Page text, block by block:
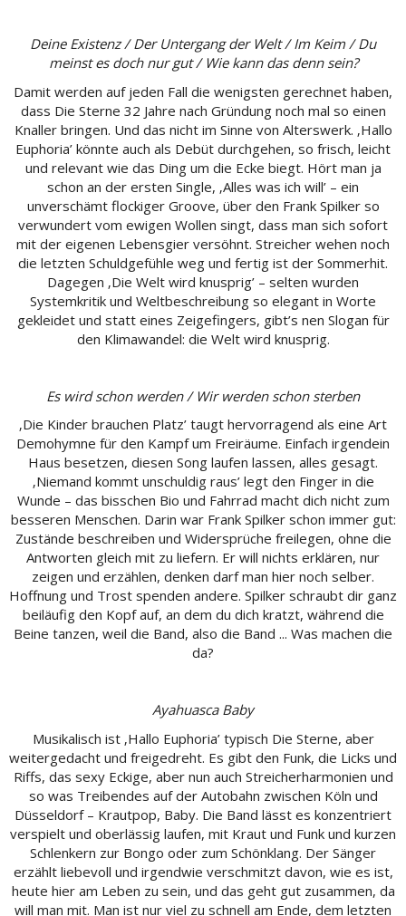
Deine Existenz / Der Untergang der Welt / Im Keim / Du
meinst es doch nur gut / Wie kann das denn sein?
Damit werden auf jeden Fall die wenigsten gerechnet haben,
dass Die Sterne 32 Jahre nach Gründung noch mal so einen
Knaller bringen. Und das nicht im Sinne von Alterswerk. ‚Hallo
Euphoria’ könnte auch als Debüt durchgehen, so frisch, leicht
und relevant wie das Ding um die Ecke biegt. Hört man ja
schon an der ersten Single, ‚Alles was ich will’ – ein
unverschämt flockiger Groove, über den Frank Spilker so
verwundert vom ewigen Wollen singt, dass man sich sofort
mit der eigenen Lebensgier versöhnt. Streicher wehen noch
die letzten Schuldgefühle weg und fertig ist der Sommerhit.
Dagegen ‚Die Welt wird knusprig’ – selten wurden
Systemkritik und Weltbeschreibung so elegant in Worte
gekleidet und statt eines Zeigefingers, gibt’s nen Slogan für
den Klimawandel: die Welt wird knusprig.
Es wird schon werden / Wir werden schon sterben
‚Die Kinder brauchen Platz’ taugt hervorragend als eine Art
Demohymne für den Kampf um Freiräume. Einfach irgendein
Haus besetzen, diesen Song laufen lassen, alles gesagt.
‚Niemand kommt unschuldig raus’ legt den Finger in die
Wunde – das bisschen Bio und Fahrrad macht dich nicht zum
besseren Menschen. Darin war Frank Spilker schon immer gut:
Zustände beschreiben und Widersprüche freilegen, ohne die
Antworten gleich mit zu liefern. Er will nichts erklären, nur
zeigen und erzählen, denken darf man hier noch selber.
Hoffnung und Trost spenden andere. Spilker schraubt dir ganz
beiläufig den Kopf auf, an dem du dich kratzt, während die
Beine tanzen, weil die Band, also die Band ... Was machen die
da?
Ayahuasca Baby
Musikalisch ist ‚Hallo Euphoria’ typisch Die Sterne, aber
weitergedacht und freigedreht. Es gibt den Funk, die Licks und
Riffs, das sexy Eckige, aber nun auch Streicherharmonien und
so was Treibendes auf der Autobahn zwischen Köln und
Düsseldorf – Krautpop, Baby. Die Band lässt es konzentriert
verspielt und oberlässig laufen, mit Kraut und Funk und kurzen
Schlenkern zur Bongo oder zum Schönklang. Der Sänger
erzählt liebevoll und irgendwie verschmitzt davon, wie es ist,
heute hier am Leben zu sein, und das geht gut zusammen, da
will man mit. Man ist nur viel zu schnell am Ende, dem letzten